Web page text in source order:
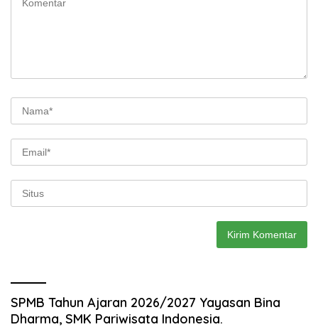
SPMB Tahun Ajaran 2026/2027 Yayasan Bina
Dharma, SMK Pariwisata Indonesia.